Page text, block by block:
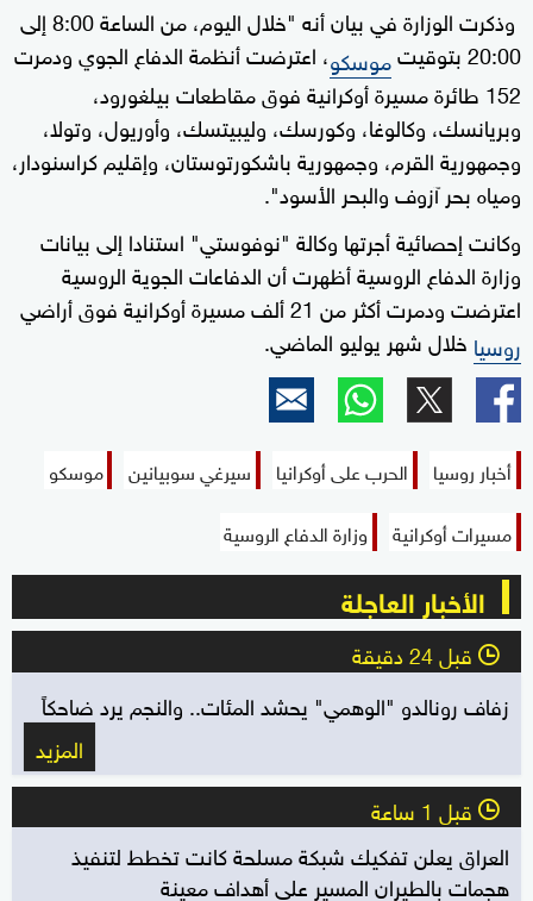
وذكرت الوزارة في بيان أنه "خلال اليوم، من الساعة 8:00 إلى
20:00 بتوقيت
موسكو، اعترضت أنظمة الدفاع الجوي ودمرت
152 طائرة مسيرة أوكرانية فوق مقاطعات بيلغورود،
وبريانسك، وكالوغا، وكورسك، وليبيتسك، وأوريول، وتولا،
وجمهورية القرم، وجمهورية باشكورتوستان، وإقليم كراسنودار،
ومياه بحر آزوف والبحر الأسود".
وكانت إحصائية أجرتها وكالة "نوفوستي" استنادا إلى بيانات
وزارة الدفاع الروسية أظهرت أن الدفاعات الجوية الروسية
اعترضت ودمرت أكثر من 21 ألف مسيرة أوكرانية فوق أراضي
روسيا خلال شهر يوليو الماضي.
أخبار روسيا الحرب على أوكرانيا سيرغي سوبيانين
موسكو
مسيرات أوكرانية
وزارة الدفاع الروسية
الأخبار العاجلة
l قبل 24 دقيقة
زفاف رونالدو "الوهمي" يحشد المئات.. والنجم يرد ضاحكاً
المزيد
l قبل 1 ساعة
العراق يعلن تفكيك شبكة مسلحة كانت تخطط لتنفيذ
هجمات بالطيران المسير على أهداف معينة